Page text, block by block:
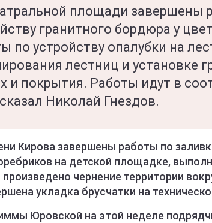
площади завершены
гранитного бордюра у
по устройству опалубки на
лестниц и установке
и покрытия. Работы идут в
Николай Гнездов.
Кирова завершены работы по
на детской площадке,
произведено чернение территории
укладка брусчатки на
Юровской на этой неделе